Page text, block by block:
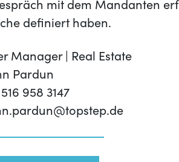
mit dem Mandanten
definiert haben.
Manager | Real Estate
Pardun
958 3147